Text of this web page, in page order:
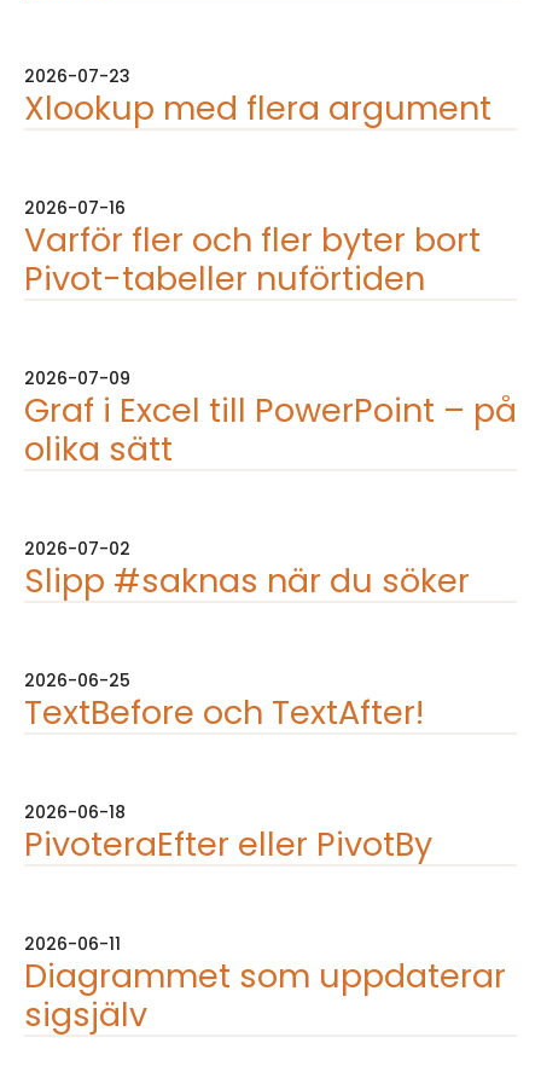
2026-07-23
Xlookup med flera argument
2026-07-16
Varför fler och fler byter bort
Pivot-tabeller nuförtiden
2026-07-09
Graf i Excel till PowerPoint – på
olika sätt
2026-07-02
Slipp #saknas när du söker
2026-06-25
TextBefore och TextAfter!
2026-06-18
PivoteraEfter eller PivotBy
2026-06-11
Diagrammet som uppdaterar
sigsjälv